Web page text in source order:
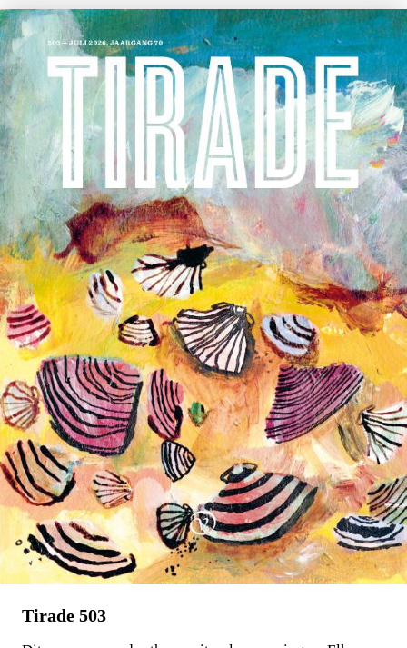
Stephan Enter
Pastorale
€23,99
BESTEL
Tirade 503